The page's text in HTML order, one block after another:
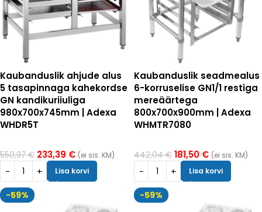
Kaubanduslik ahjude alus
5 tasapinnaga kahekordse
GN kandikuriiuliga
980x700x745mm | Adexa
WHDR5T
550,97€ 233,39 € (ei sis. KM)
Lisa korvi
Kaubanduslik seadmealus
6-korruselise GN1/1 restiga
mereäärtega
800x700x900mm | Adexa
WHMTR7080
442,04€ 181,50 € (ei sis. KM)
Lisa korvi
-59% -59%